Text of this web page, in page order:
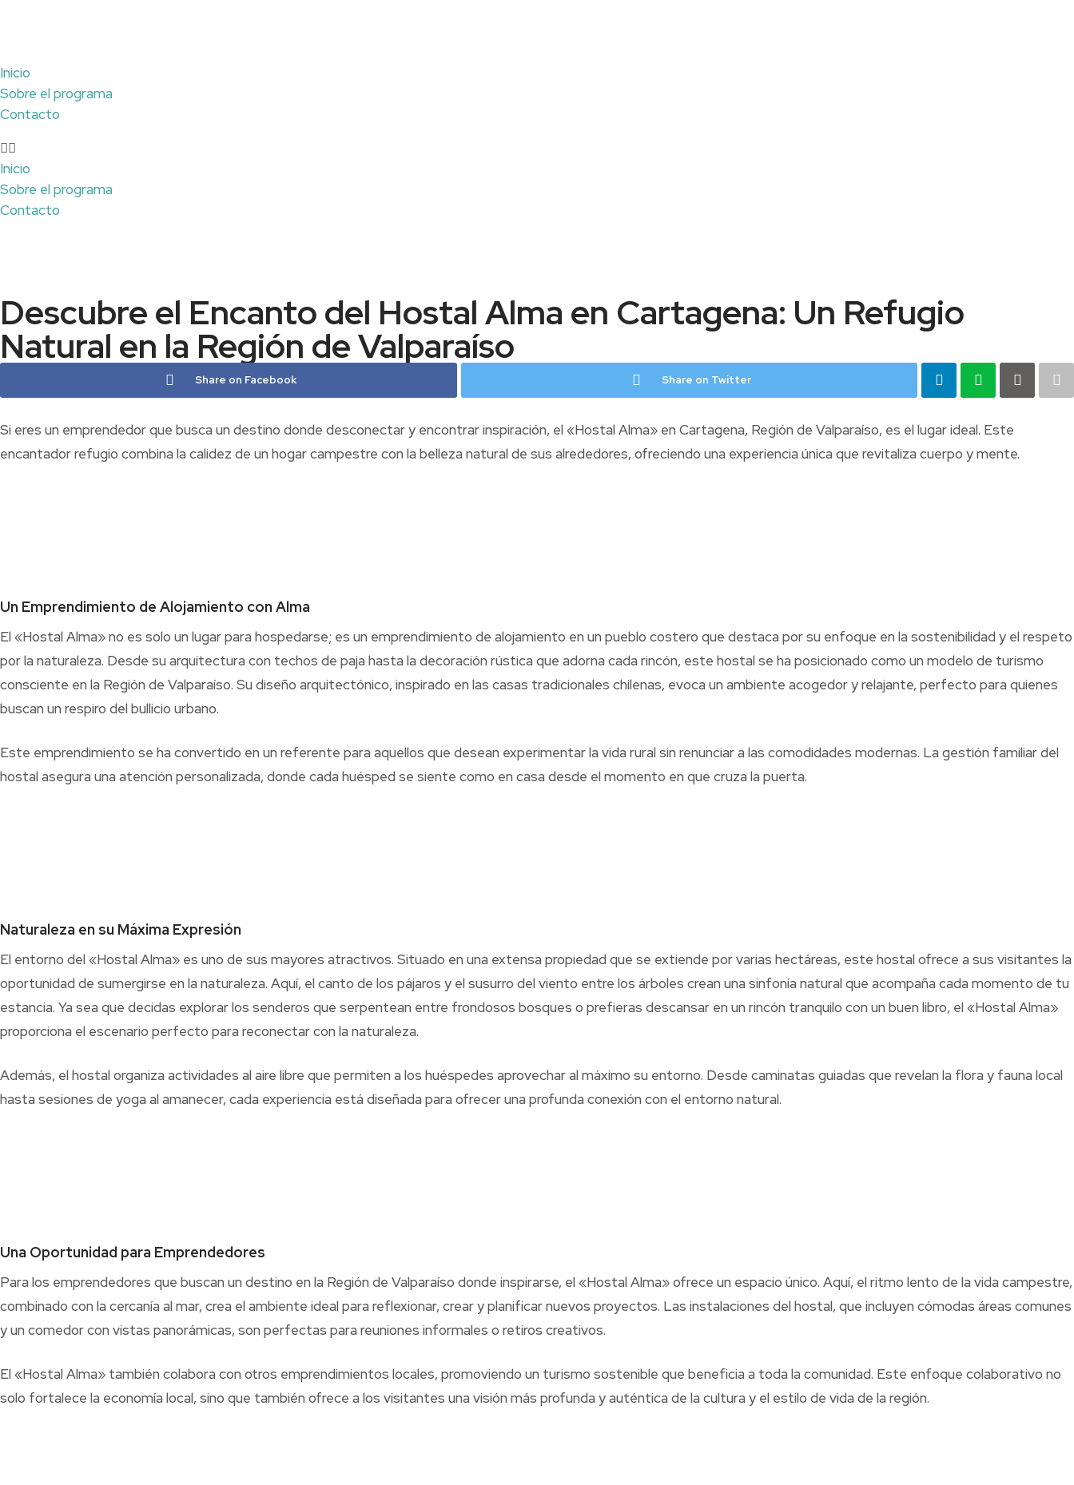
Inicio
Sobre el programa
Contacto
Inicio
Sobre el programa
Contacto
Descubre el Encanto del Hostal Alma en Cartagena: Un Refugio
Natural en la Región de Valparaíso
Share on Facebook Share on Twitter
Si eres un emprendedor que busca un destino donde desconectar y encontrar inspiración, el «Hostal Alma» en Cartagena, Región de Valparaíso, es el lugar ideal. Este
encantador refugio combina la calidez de un hogar campestre con la belleza natural de sus alrededores, ofreciendo una experiencia única que revitaliza cuerpo y mente.
Un Emprendimiento de Alojamiento con Alma
El «Hostal Alma» no es solo un lugar para hospedarse; es un emprendimiento de alojamiento en un pueblo costero que destaca por su enfoque en la sostenibilidad y el respeto
por la naturaleza. Desde su arquitectura con techos de paja hasta la decoración rústica que adorna cada rincón, este hostal se ha posicionado como un modelo de turismo
consciente en la Región de Valparaíso. Su diseño arquitectónico, inspirado en las casas tradicionales chilenas, evoca un ambiente acogedor y relajante, perfecto para quienes
buscan un respiro del bullicio urbano.
Este emprendimiento se ha convertido en un referente para aquellos que desean experimentar la vida rural sin renunciar a las comodidades modernas. La gestión familiar del
hostal asegura una atención personalizada, donde cada huésped se siente como en casa desde el momento en que cruza la puerta.
Naturaleza en su Máxima Expresión
El entorno del «Hostal Alma» es uno de sus mayores atractivos. Situado en una extensa propiedad que se extiende por varias hectáreas, este hostal ofrece a sus visitantes la
oportunidad de sumergirse en la naturaleza. Aquí, el canto de los pájaros y el susurro del viento entre los árboles crean una sinfonía natural que acompaña cada momento de tu
estancia. Ya sea que decidas explorar los senderos que serpentean entre frondosos bosques o prefieras descansar en un rincón tranquilo con un buen libro, el «Hostal Alma»
proporciona el escenario perfecto para reconectar con la naturaleza.
Además, el hostal organiza actividades al aire libre que permiten a los huéspedes aprovechar al máximo su entorno. Desde caminatas guiadas que revelan la flora y fauna local
hasta sesiones de yoga al amanecer, cada experiencia está diseñada para ofrecer una profunda conexión con el entorno natural.
Una Oportunidad para Emprendedores
Para los emprendedores que buscan un destino en la Región de Valparaíso donde inspirarse, el «Hostal Alma» ofrece un espacio único. Aquí, el ritmo lento de la vida campestre,
combinado con la cercanía al mar, crea el ambiente ideal para reflexionar, crear y planificar nuevos proyectos. Las instalaciones del hostal, que incluyen cómodas áreas comunes
y un comedor con vistas panorámicas, son perfectas para reuniones informales o retiros creativos.
El «Hostal Alma» también colabora con otros emprendimientos locales, promoviendo un turismo sostenible que beneficia a toda la comunidad. Este enfoque colaborativo no
solo fortalece la economía local, sino que también ofrece a los visitantes una visión más profunda y auténtica de la cultura y el estilo de vida de la región.